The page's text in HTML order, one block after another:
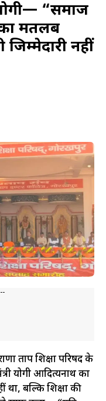
“समाज
मतलब
नहीं
प्रताप शिक्षा परिषद के
योगी आदित्यनाथ का
बल्कि शिक्षा की